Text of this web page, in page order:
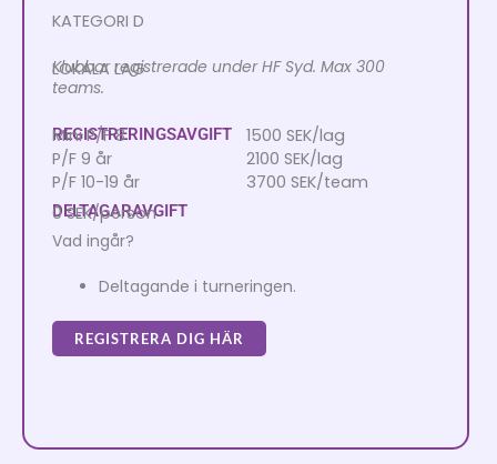
KATEGORI D
LOKALA LAG
Klubbar registrerade under HF Syd. Max 300
teams.
REGISTRERINGSAVGIFT
Mini P/F 8
P/F 9 år
P/F 10-19 år
1500 SEK/lag
2100 SEK/lag
3700 SEK/team
DELTAGARAVGIFT
0 SEK/person
Vad ingår?
Deltagande i turneringen.
REGISTRERA DIG HÄR